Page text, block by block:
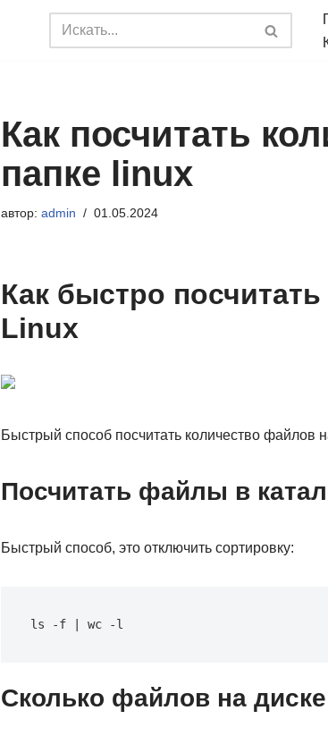
Как посчитать
папке linux
автор: admin 01.05.2024
Как быстро
Linux
Быстрый способ посчитать количество файлов
Посчитать файлы в
Быстрый способ, это отключить сортировку:
ls -f | wc -l
Сколько файлов на диске